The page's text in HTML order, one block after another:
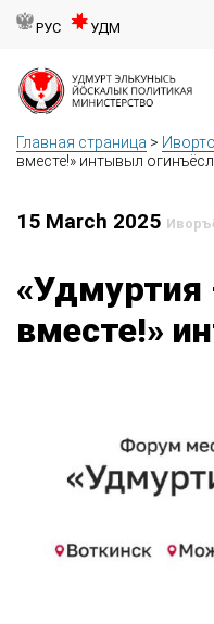
РУС УДМ
Главная страница >
вместе!» интывыл
15 March 2025
«Удмуртия
вместе!»